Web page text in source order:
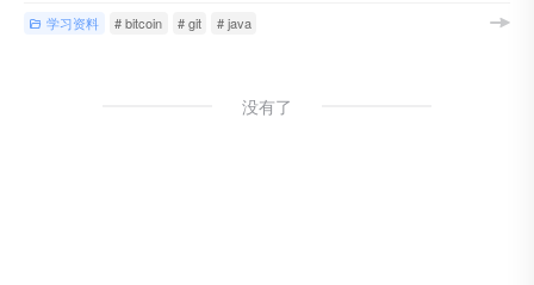
学习资料 # bitcoin # git # java
没有了